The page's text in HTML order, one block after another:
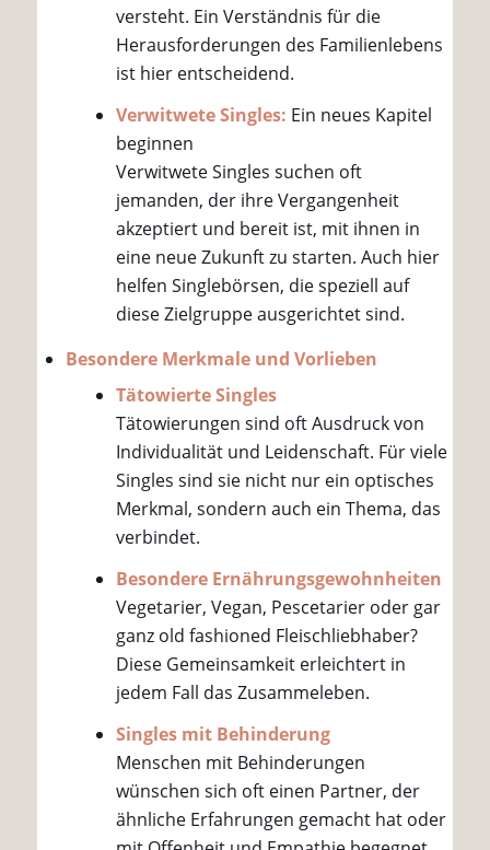
versteht. Ein Verständnis für die
Herausforderungen des Familienlebens
ist hier entscheidend.
Verwitwete Singles: Ein neues Kapitel
beginnen
Verwitwete Singles suchen oft
jemanden, der ihre Vergangenheit
akzeptiert und bereit ist, mit ihnen in
eine neue Zukunft zu starten. Auch hier
helfen Singlebörsen, die speziell auf
diese Zielgruppe ausgerichtet sind.
Besondere Merkmale und Vorlieben
Tätowierte Singles
Tätowierungen sind oft Ausdruck von
Individualität und Leidenschaft. Für viele
Singles sind sie nicht nur ein optisches
Merkmal, sondern auch ein Thema, das
verbindet.
Besondere Ernährungsgewohnheiten
Vegetarier, Vegan, Pescetarier oder gar
ganz old fashioned Fleischliebhaber?
Diese Gemeinsamkeit erleichtert in
jedem Fall das Zusammeleben.
Singles mit Behinderung
Menschen mit Behinderungen
wünschen sich oft einen Partner, der
ähnliche Erfahrungen gemacht hat oder